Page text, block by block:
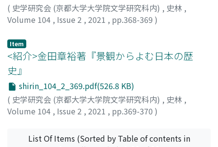
( 史学研究会 (京都大学大学院文学研究科内) , 史林 ,
Volume 104 , Issue 2 , 2021 , pp.368-369 )
Item
<紹介>金田章裕著『景観からよむ日本の歴
史』
shirin_104_2_369.pdf(526.8 KB)
( 史学研究会 (京都大学大学院文学研究科内) , 史林 ,
Volume 104 , Issue 2 , 2021 , pp.369-370 )
List Of Items (Sorted by Table of contents in